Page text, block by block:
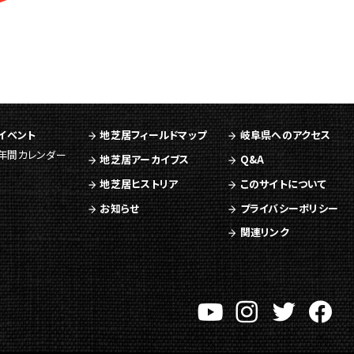
ベント
間カレンダー
地芝居フィールドマップ
地芝居アーカイブス
地芝居ヒストリア
お知らせ
岐阜県へのアクセス
Q&A
このサイトについて
プライバシーポリシー
関連リンク